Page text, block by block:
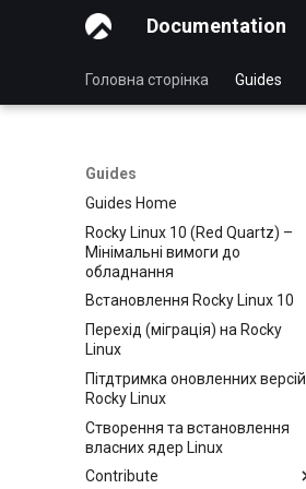
Documentation
Головна сторінка Guides
Guides
Guides Home
Rocky Linux 10 (Red Quartz) –
Мінімальні вимоги до
обладнання
Встановлення Rocky Linux 10
Перехід (міграція) на Rocky
Linux
Пітдтримка оновленних версій
Rocky Linux
Створення та встановлення
власних ядер Linux
Contribute